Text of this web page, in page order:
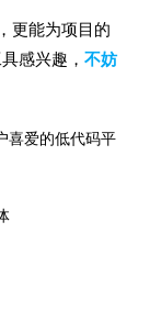
更能为项目的
感兴趣，不妨
喜爱的低代码平